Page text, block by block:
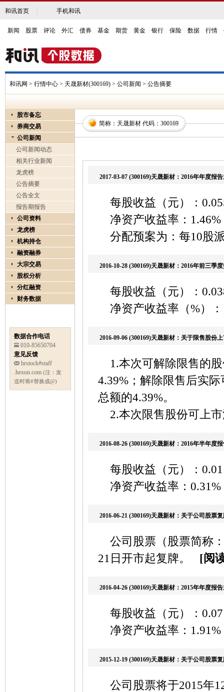
和讯首页 手机和讯
新闻 股票 评论 外汇 债券 基金 期货 黄金 银行 保险 数据 行情
和讯网 > 行情中心 > 天晟新材(300169) > 公司新闻 > 公告摘要
股市备忘
券商交易
公司新闻
公司新闻动态
相关行业新闻
龙虎榜
公告摘要
公告全文
报告期报告
公司资料
龙虎榜
机构持仓
融资融券
大宗交易
股权分析
分红融资
财务数据
数据合作电话
010-85650704
意见反馈
hrstock#staff
.hexun.com (注：发
送时将#替换成@)
简称：天晟新材 代码：300169
2017-03-07 (300169)天晟新材：2016年年度报
每股收益（元）：
净资产收益率：1.46%
分配预案为：每10股
2016-10-28 (300169)天晟新材：2016年前三季
每股收益（元）：
净资产收益率（%）
2016-09-06 (300169)天晟新材：关于限售股份
1.本次可解除限售的股
4.39%；解除限售后实
总额的4.39%。
2.本次限售股份可上
2016-08-26 (300169)天晟新材：2016年半年度
每股收益（元）：
净资产收益率：
2016-06-21 (300169)天晟新材：关于公司股票
公司股票（股票简称
21日开市起复牌。 [阅
2016-04-26 (300169)天晟新材：2015年年度报
每股收益（元）：
净资产收益率：
2015-12-19 (300169)天晟新材：关于公司股票
公司股票将于2015年